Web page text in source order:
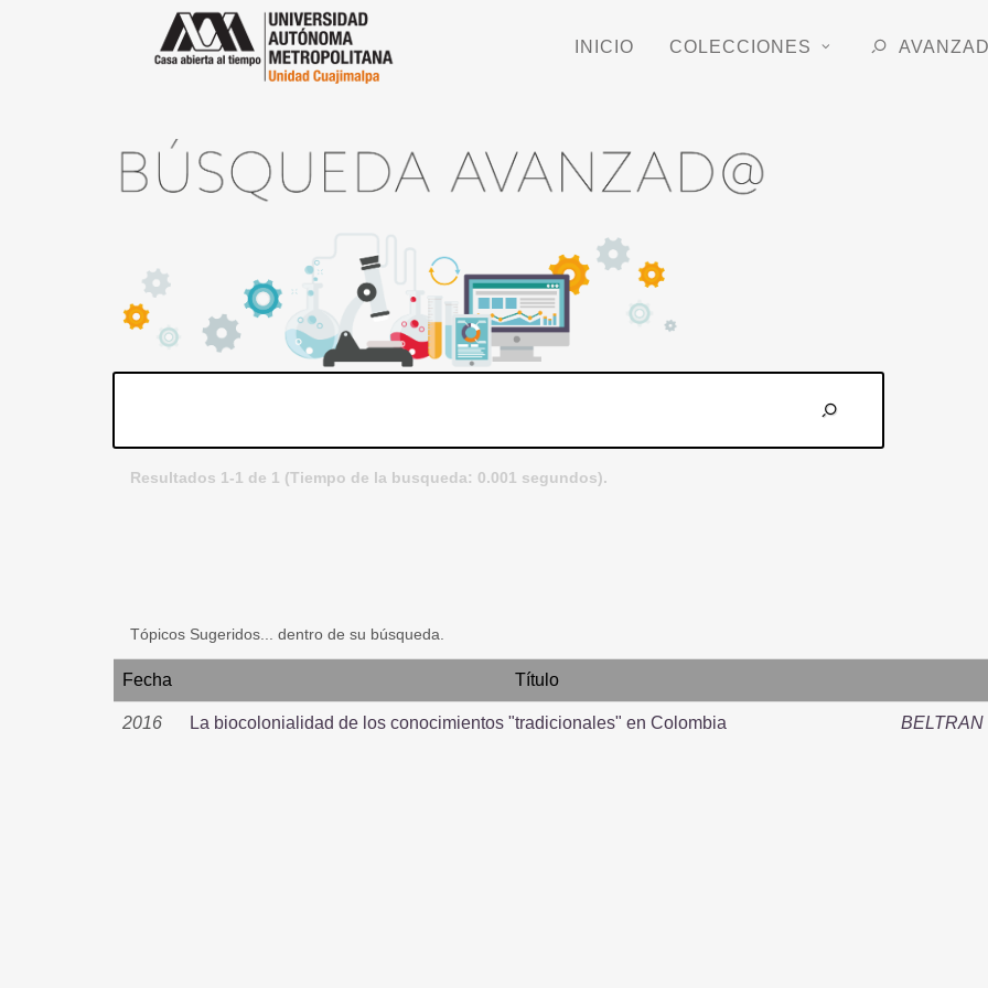
INICIO COLECCIONES
Resultados 1-1 de 1 (Tiempo de la busqueda: 0.001 segundos).
Tópicos Sugeridos... dentro de su búsqueda.
Fecha Título
2016 La biocolonialidad de los conocimientos "tradicionales" en Colombia BELTRAN